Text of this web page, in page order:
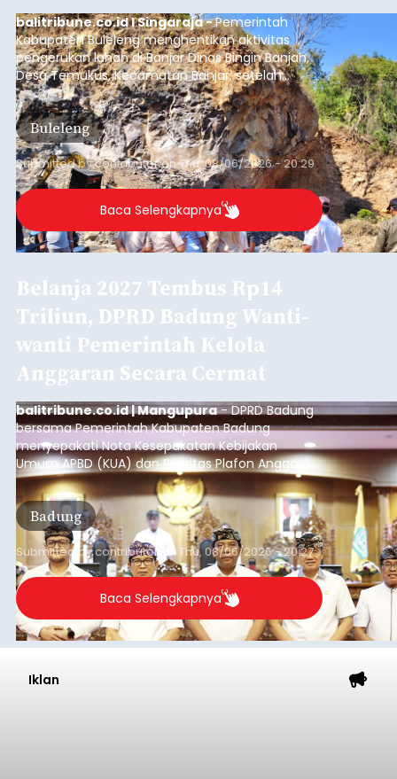
balitribune.co.id I Singaraja -Pemerintah
Kabupaten Buleleng menghentikan aktivitas
pengerukan lahan di Banjar Dinas Bingin Banjah,
Desa Temukus, Kecamatan Banjar, setelah
ditemukan indikasi kegiatan pengambilan
material yang tidak sesuai dengan peruntukan
kawasan.
Buleleng
Submitted bycontributoronThu, 08/06/2026 - 20:29
Baca Selengkapnya
Belanja 2027 Tembus Rp14
Triliun, DPRD Badung Wanti-
wanti Pemerintah Kelola
Anggaran Secara Cermat
balitribune.co.id | Mangupura- DPRD Badung
bersama Pemerintah Kabupaten Badung
menyepakati Nota Kesepakatan Kebijakan
Umum APBD (KUA) dan Prioritas Plafon Anggaran
Sementara (PPAS) Tahun Anggaran 2027 dalam
rapat paripurna yang digelar di Gedung DPRD
Badung, Kamis (6/8/2026).
Badung
Submitted bycontributor onThu, 08/06/2026 - 20:27
Baca Selengkapnya
Iklan